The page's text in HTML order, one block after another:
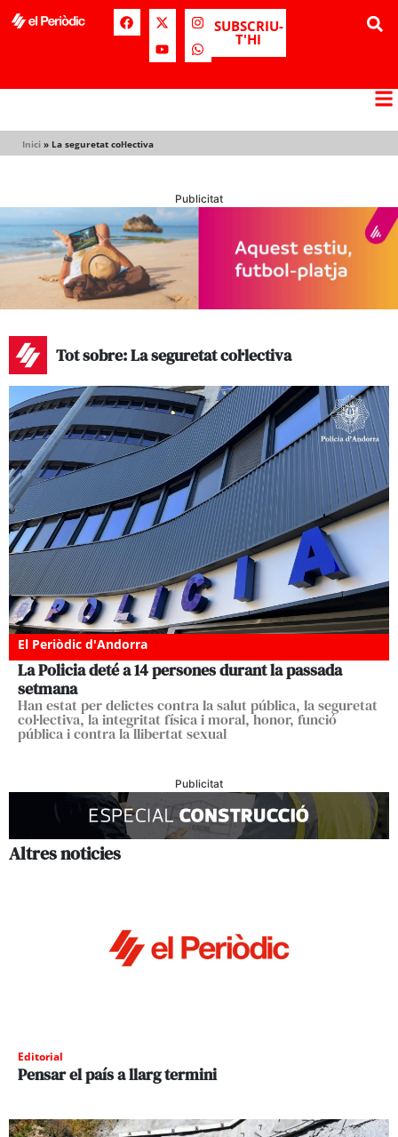
SUBSCRIU-
T'HI
Inici » La seguretat col·lectiva
Publicitat
Tot sobre: La seguretat col·lectiva
El Periòdic d'Andorra
La Policia deté a 14 persones durant la passada
setmana
Han estat per delictes contra la salut pública, la seguretat
col·lectiva, la integritat física i moral, honor, funció
pública i contra la llibertat sexual
Publicitat
Altres noticies
Editorial
Pensar el país a llarg termini